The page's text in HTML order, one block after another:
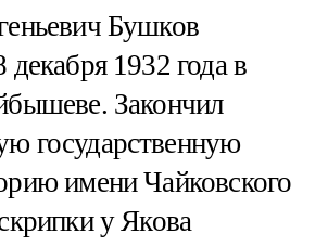
Бушков
декабря 1932 года в
Закончил
государственную
имени Чайковского
у Якова